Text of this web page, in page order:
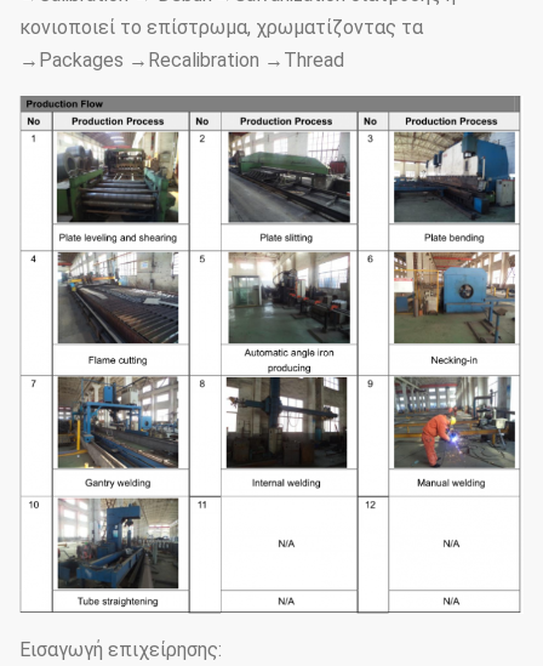
κονιοποιεί το επίστρωμα, χρωματίζοντας τα
→Packages →Recalibration →Thread
Εισαγωγή επιχείρησης: